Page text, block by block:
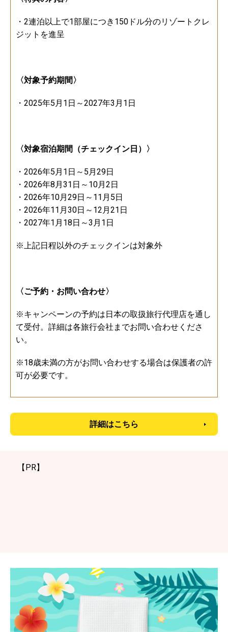
・2連泊以上で1部屋につき150ドル分のリゾートクレ
ジットを進呈
〈対象予約期間〉
・2025年5月1日～2027年3月1日
〈対象宿泊期間（チェックイン日）〉
・2026年5月1日～5月29日
・2026年8月31日～10月2日
・2026年10月29日～11月5日
・2026年11月30日～12月21日
・2027年1月18日～3月1日
※上記日程以外のチェックインは対象外
〈ご予約・お問い合わせ〉
※キャンペーンの予約は日本の取扱旅行代理店を通し
て受付。詳細は各旅行会社までお問い合わせくださ
い。
※18歳未満の方がお問い合わせする場合は保護者の許
可が必要です。
詳細はこちら
【PR】